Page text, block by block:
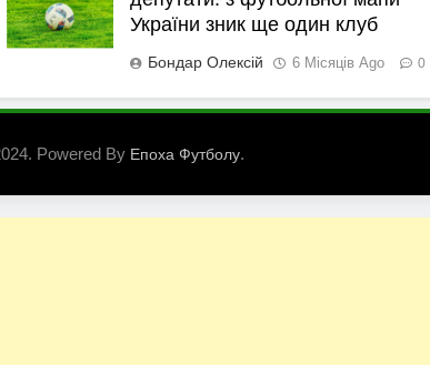
України зник ще один клуб
Бондар Олексій 6 Місяців Ago 0
Powered By Епоха Футболу.